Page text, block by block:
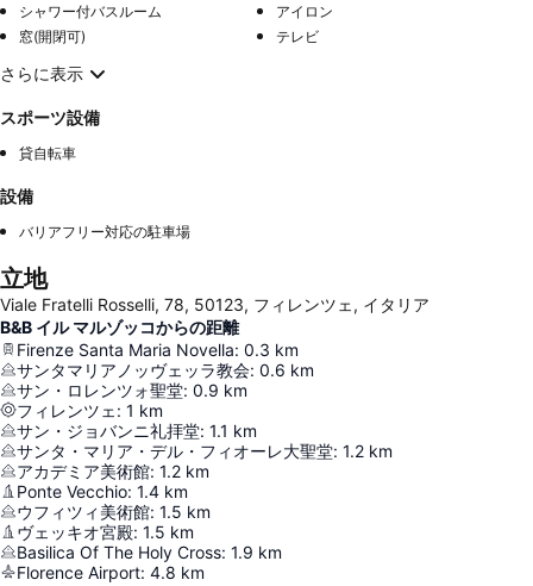
シャワー付バスルーム
アイロン
窓(開閉可)
テレビ
さらに表示
スポーツ設備
貸自転車
設備
バリアフリー対応の駐車場
立地
Viale Fratelli Rosselli, 78, 50123, フィレンツェ, イタリア
B&B イル マルゾッコからの距離
Firenze Santa Maria Novella: 0.3 km
サンタマリアノッヴェッラ教会: 0.6 km
サン・ロレンツォ聖堂: 0.9 km
フィレンツェ : 1 km
サン・ジョバンニ礼拝堂: 1.1 km
サンタ・マリア・デル・フィオーレ大聖堂: 1.2 km
アカデミア美術館: 1.2 km
Ponte Vecchio: 1.4 km
ウフィツィ美術館: 1.5 km
ヴェッキオ宮殿: 1.5 km
Basilica Of The Holy Cross: 1.9 km
Florence Airport: 4.8 km